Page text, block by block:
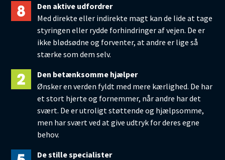
Den aktive udfordrer
Med direkte eller indirekte magt kan de lide at tage
styringen eller rydde forhindringer af vejen. De er
ikke blødsødne og forventer, at andre er lige så
stærke som dem selv.
Den betænksomme hjælper
Ønsker en verden fyldt med mere kærlighed. De har
et stort hjerte og fornemmer, når andre har det
svært. De er utroligt støttende og hjælpsomme,
men har svært ved at give udtryk for deres egne
behov.
De stille specialister